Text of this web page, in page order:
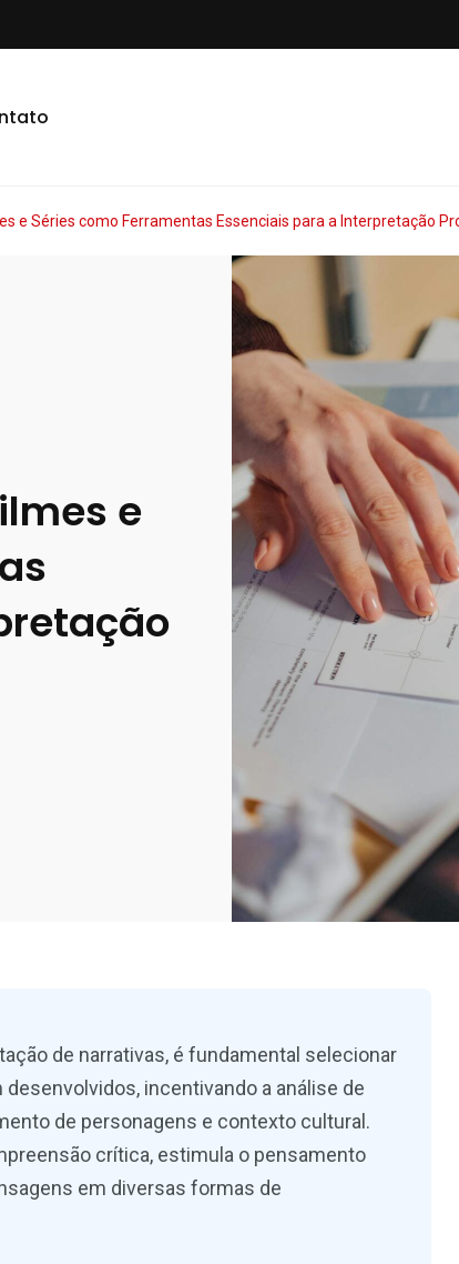
e Séries como Ferramentas Essenciais para a Interpretação
e
de narrativas, é fundamental selecionar
incentivando a análise de
de personagens e contexto cultural.
crítica, estimula o pensamento
em diversas formas de